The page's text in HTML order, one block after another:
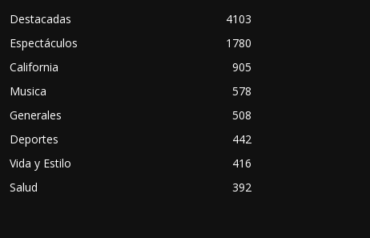
Destacadas
4103
Espectáculos
1780
California
905
Musica
578
Generales
508
Deportes
442
Vida y Estilo
416
Salud
392